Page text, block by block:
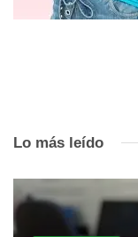
Lo más leído